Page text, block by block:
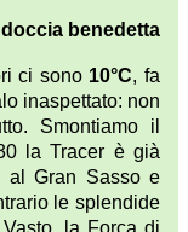
benedetta
ci sono 10°C, fa
inaspettato: non
Smontiamo il
la Tracer è già
al Gran Sasso e
le splendide